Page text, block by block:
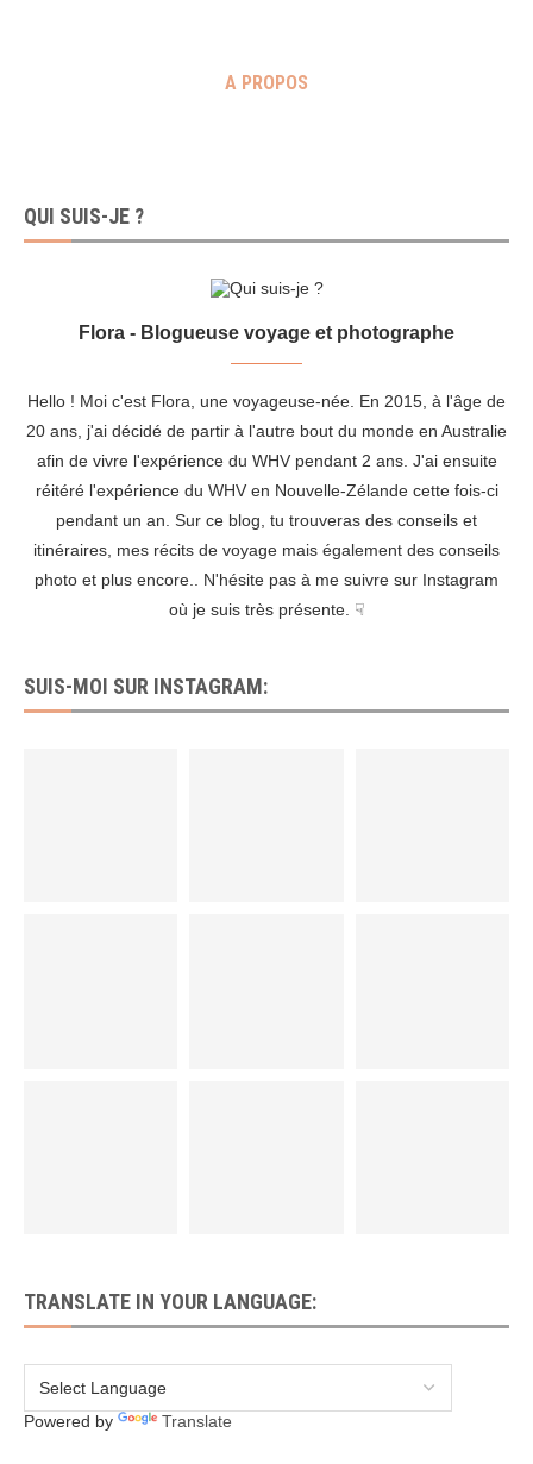
A PROPOS
QUI SUIS-JE ?
Flora - Blogueuse voyage et photographe
Hello ! Moi c'est Flora, une voyageuse-née. En 2015, à l'âge de
20 ans, j'ai décidé de partir à l'autre bout du monde en Australie
afin de vivre l'expérience du WHV pendant 2 ans. J'ai ensuite
réitéré l'expérience du WHV en Nouvelle-Zélande cette fois-ci
pendant un an. Sur ce blog, tu trouveras des conseils et
itinéraires, mes récits de voyage mais également des conseils
photo et plus encore.. N'hésite pas à me suivre sur Instagram
où je suis très présente. ☟
SUIS-MOI SUR INSTAGRAM:
TRANSLATE IN YOUR LANGUAGE:
Powered by Translate